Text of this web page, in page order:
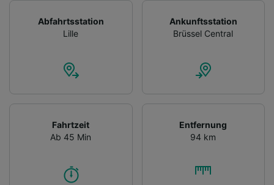
Abfahrtsstation
Lille
Ankunftsstation
Brüssel Central
Fahrtzeit
Ab 45 Min
Entfernung
94 km